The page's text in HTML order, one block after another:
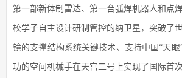
第一部新体制雷达、第一台弧焊机器人和点
校学子自主设计研制管控的纳卫星，突破了
镜的支撑结构系统关键技术、支持中国“天眼
功的空间机械手在天宫二号上实现了国际首